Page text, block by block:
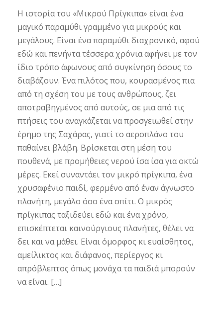
Η ιστορία του «Μικρού Πρίγκιπα» είναι ένα
μαγικό παραμύθι γραμμένο για μικρούς και
μεγάλους. Είναι ένα παραμύθι διαχρονικό, αφού
εδώ και πενήντα τέσσερα χρόνια αφήνει με τον
ίδιο τρόπο άφωνους από συγκίνηση όσους το
διαβάζουν. Ένα πιλότος που, κουρασμένος πια
από τη σχέση του με τους ανθρώπους, ζει
αποτραβηγμένος από αυτούς, σε μια από τις
πτήσεις του αναγκάζεται να προσγειωθεί στην
έρημο της Σαχάρας, γιατί το αεροπλάνο του
παθαίνει βλάβη. Βρίσκεται στη μέση του
πουθενά, με προμήθειες νερού ίσα ίσα για οκτώ
μέρες. Εκεί συναντάει τον μικρό πρίγκιπα, ένα
χρυσαφένιο παιδί, φερμένο από έναν άγνωστο
πλανήτη, μεγάλο όσο ένα σπίτι. Ο μικρός
πρίγκιπας ταξιδεύει εδώ και ένα χρόνο,
επισκέπτεται καινούργιους πλανήτες, θέλει να
δει και να μάθει. Είναι όμορφος κι ευαίσθητος,
αμείλικτος και διάφανος, περίεργος κι
απρόβλεπτος όπως μονάχα τα παιδιά μπορούν
να είναι. […]